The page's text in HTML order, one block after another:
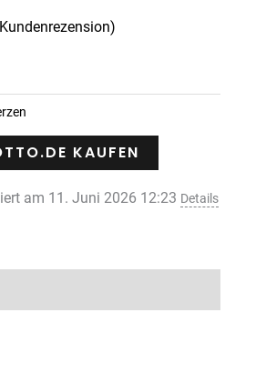
Kundenrezension)
KAUFEN
am 11. Juni 2026 12:23 Details